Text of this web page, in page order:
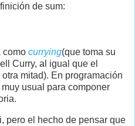
de sum:
como currying(que toma su
Curry, al igual que el
mitad). En programación
usual para componer
pero el hecho de pensar que